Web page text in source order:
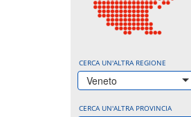
CERCA UN'ALTRA REGIONE
Veneto
CERCA UN'ALTRA PROVINCIA